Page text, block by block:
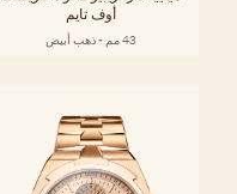
أوف تايم
43 مم - ذهب أبيض